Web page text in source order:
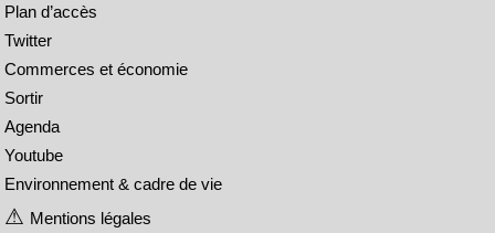
Plan d’accès
Twitter
Commerces et économie
Sortir
Agenda
Youtube
Environnement & cadre de vie
Mentions légales